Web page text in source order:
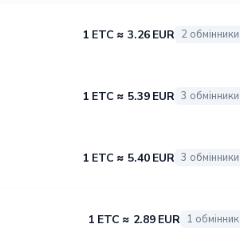
1 ETC ≈ 3.26 EUR 2 обмінники
1 ETC ≈ 5.39 EUR 3 обмінники
1 ETC ≈ 5.40 EUR 3 обмінники
1 ETC ≈ 2.89 EUR 1 обмінник